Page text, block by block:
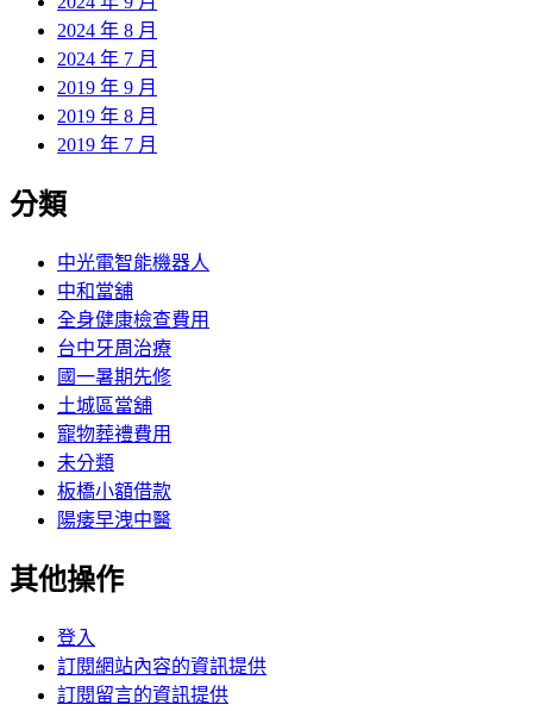
2024 年 8 月
2024 年 7 月
2019 年 9 月
2019 年 8 月
2019 年 7 月
分類
中光電智能機器人
中和當舖
全身健康檢查費用
台中牙周治療
國一暑期先修
土城區當舖
寵物葬禮費用
未分類
板橋小額借款
陽痿早洩中醫
其他操作
登入
訂閱網站內容的資訊提供
訂閱留言的資訊提供